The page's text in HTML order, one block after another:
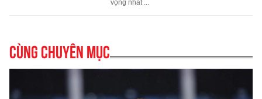
Cùng chuyên mục